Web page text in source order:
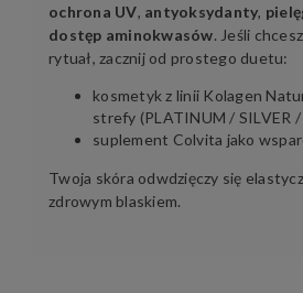
ochrona UV, antyoksydanty,
dostęp aminokwasów. Jeśli
rytuał, zacznij od prostego duetu:
kosmetyk z linii Kolagen
strefy (PLATINUM / SILVER
suplement Colvita jako
Twoja skóra odwdzięczy się
zdrowym blaskiem.